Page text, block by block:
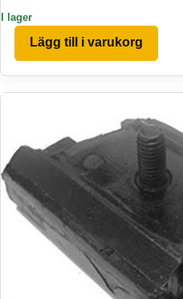
I lager
Lägg till i varukorg